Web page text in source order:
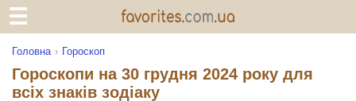
Головна Гороскоп
Гороскопи на 30 грудня 2024 року для
всіх знаків зодіаку